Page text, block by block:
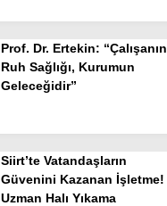
Prof. Dr. Ertekin: “Çalışanın
Ruh Sağlığı, Kurumun
Geleceğidir”
Siirt’te Vatandaşların
Güvenini Kazanan İşletme!
Uzman Halı Yıkama